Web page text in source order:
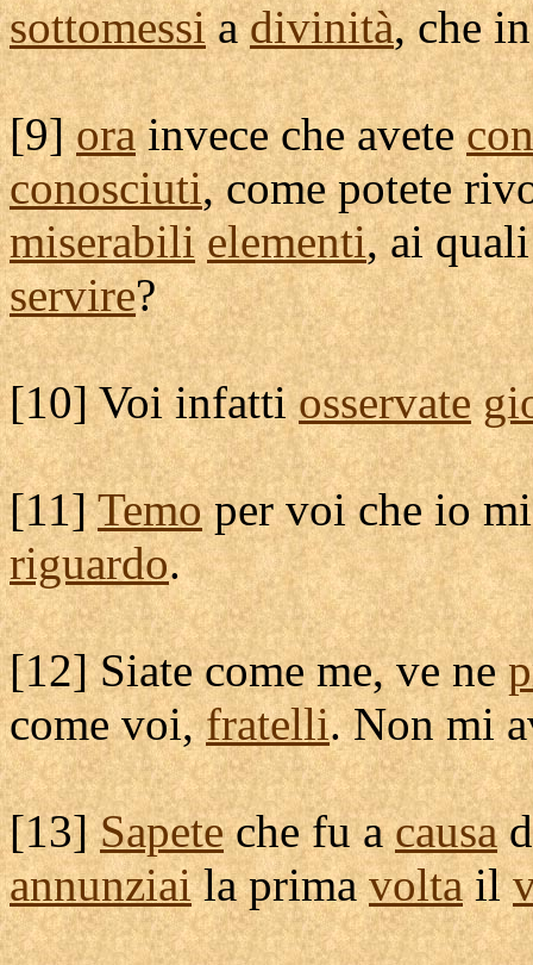
sottomessiadivinità, che
[9]orainvece che avete
conosciuti, come potete
miserabili elementi, ai
servire?
[10] Voi infattiosservate
[11]Temoper voi che io
riguardo.
[12] Siate come me, ve ne
come voi,fratelli. Non mi
[13]Sapeteche fu acausa
annunziaila primavoltail